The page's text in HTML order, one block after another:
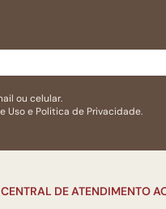
ou celular.
Usoe Politica de Privacidade.
CENTRAL DE ATENDIMENTO